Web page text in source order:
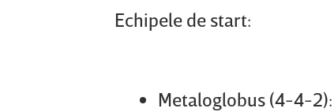
Echipele de start:
Metaloglobus (4-4-2):